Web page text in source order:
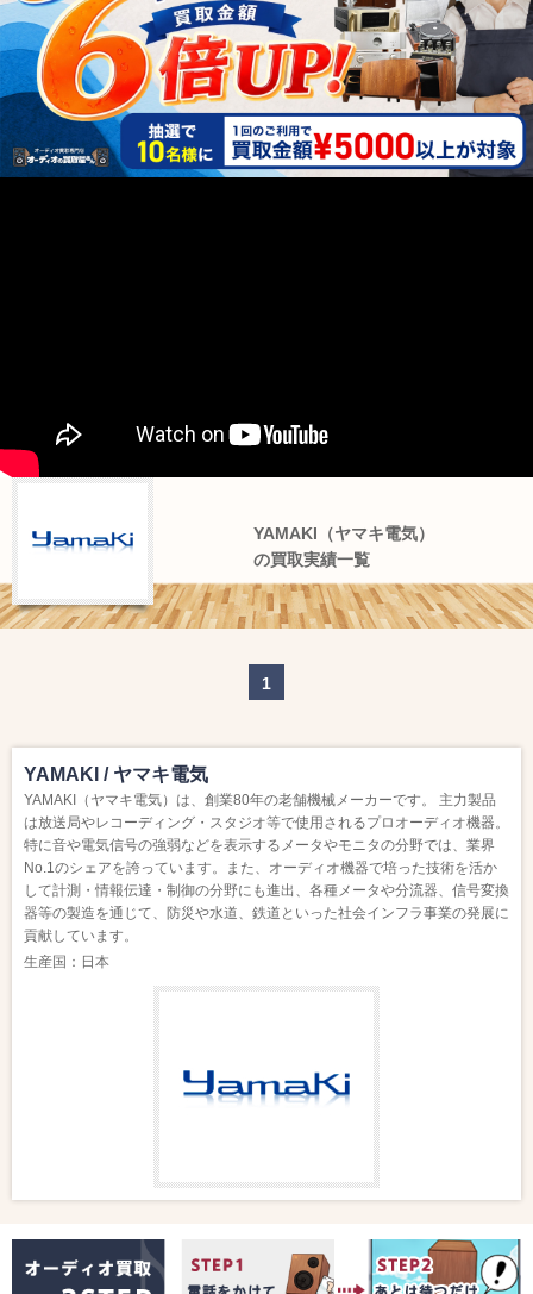
YAMAKI（ヤマキ電気）
の買取実績一覧
1
YAMAKI / ヤマキ電気
YAMAKI（ヤマキ電気）は、創業80年の老舗機械メーカーです。 主力製品
は放送局やレコーディング・スタジオ等で使用されるプロオーディオ機器。
特に音や電気信号の強弱などを表示するメータやモニタの分野では、業界
No.1のシェアを誇っています。また、オーディオ機器で培った技術を活か
して計測・情報伝達・制御の分野にも進出、各種メータや分流器、信号変換
器等の製造を通じて、防災や水道、鉄道といった社会インフラ事業の発展に
貢献しています。
生産国：日本